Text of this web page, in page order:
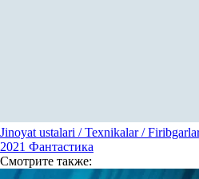
Jinoyat ustalari / Texnikalar /
2021 Фантастика
Смотрите также: